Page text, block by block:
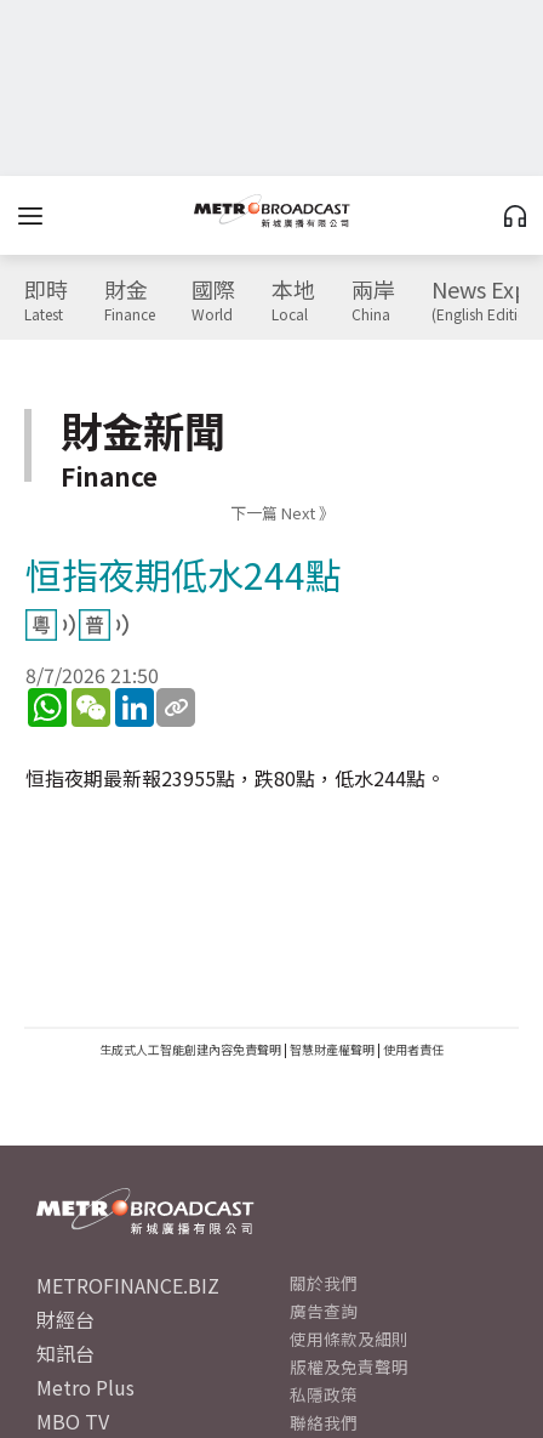
即時
Latest
財金
Finance
國際
World
本地
Local
兩岸
China
News
(English Edition)
財金新聞
Finance
下一篇 Next 》
恒指夜期低水244點
8/7/2026 21:50
WhatsApp
WeChatLinkedIn
恒指夜期最新報23955點，跌80點，低水244點。
生成式人工智能創建內容免責聲明 | 智慧財產權聲明 | 使用者責任
METROFINANCE.BIZ
財經台
知訊台
Metro Plus
MBO TV
關於我們
廣告查詢
使用條款及細則
版權及免責聲明
私隱政策
聯絡我們